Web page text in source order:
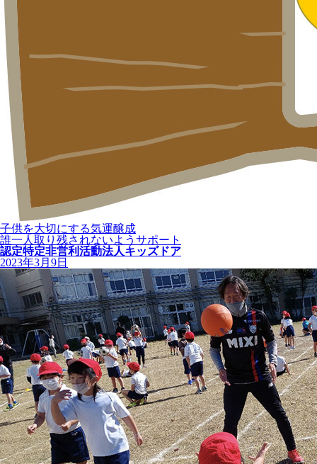
子供を大切にする気運醸成
誰一人取り残されないようサポート
認定特定非営利活動法人キッズドア
2023年3月9日